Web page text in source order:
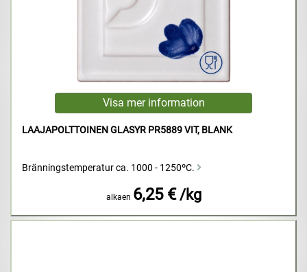
LAAJAPOLTTOINEN GLASYR PR5889 VIT, BLANK
Bränningstemperatur ca. 1000 - 1250ºC.
alkaen 6,25 € /kg